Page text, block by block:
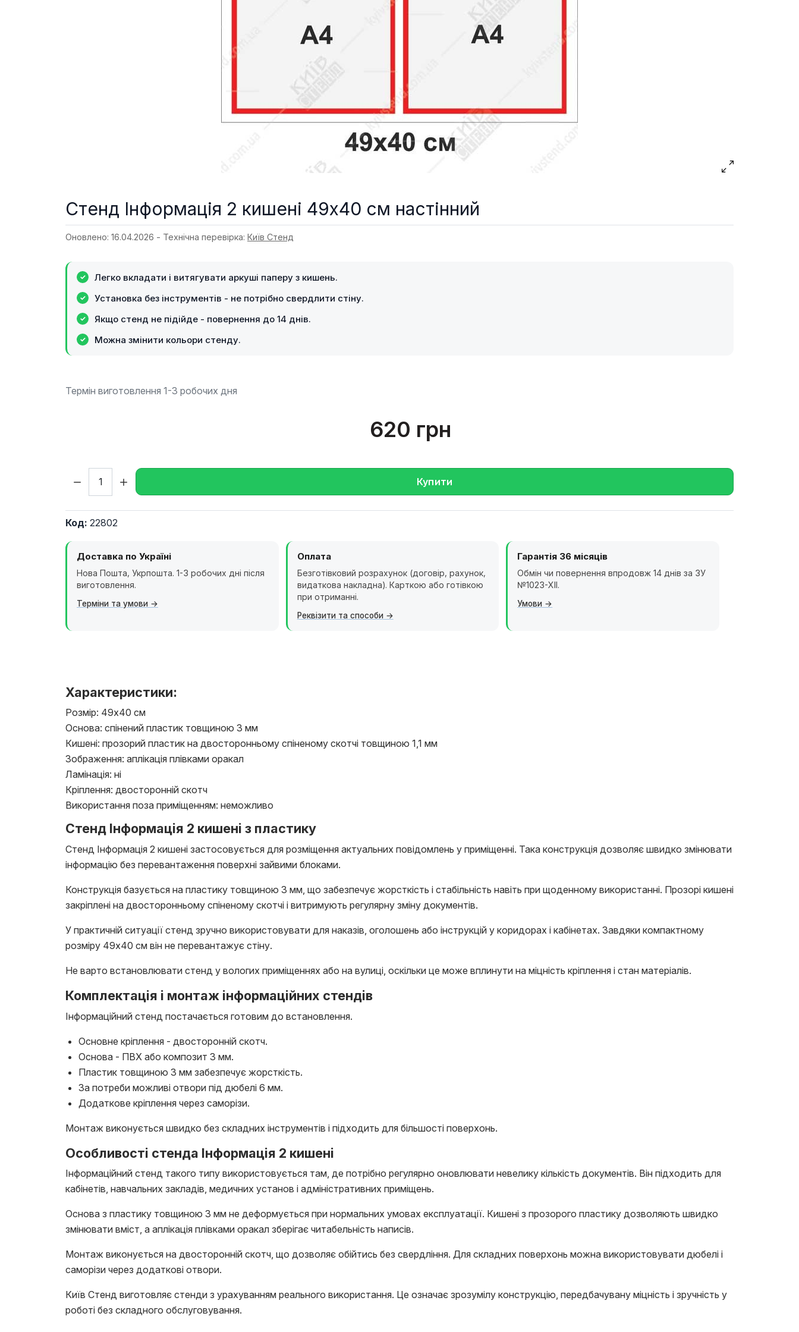
Стенд Інформація 2 кишені 49х40 см настінний
Оновлено: 16.04.2026 - Технічна перевірка: Київ Стенд
Легко вкладати і витягувати аркуші паперу з кишень.
Установка без інструментів - не потрібно свердлити стіну.
Якщо стенд не підійде - повернення до 14 днів.
Можна змінити кольори стенду.
Термін виготовлення 1-3 робочих дня
620 грн
Купити
Код: 22802
Доставка по Україні
Нова Пошта, Укрпошта. 1-3 робочих дні після
виготовлення.
Терміни та умови
Оплата
Безготівковий розрахунок (договір, рахунок,
видаткова накладна). Карткою або готівкою
при отриманні.
Реквізити та способи
Гарантія 36 місяців
Обмін чи повернення впродовж 14 днів за ЗУ
№1023-XII.
Умови
Характеристики:
Розмір: 49х40 см
Основа: спінений пластик товщиною 3 мм
Кишені: прозорий пластик на двосторонньому спіненому скотчі товщиною 1,1 мм
Зображення: аплікація плівками оракал
Ламінація: ні
Кріплення: двосторонній скотч
Використання поза приміщенням: неможливо
Стенд Інформація 2 кишені з пластику
Стенд Інформація 2 кишені застосовується для розміщення актуальних повідомлень у приміщенні. Така конструкція дозволяє швидко змінювати
інформацію без перевантаження поверхні зайвими блоками.
Конструкція базується на пластику товщиною 3 мм, що забезпечує жорсткість і стабільність навіть при щоденному використанні. Прозорі кишені
закріплені на двосторонньому спіненому скотчі і витримують регулярну зміну документів.
У практичній ситуації стенд зручно використовувати для наказів, оголошень або інструкцій у коридорах і кабінетах. Завдяки компактному
розміру 49х40 см він не перевантажує стіну.
Не варто встановлювати стенд у вологих приміщеннях або на вулиці, оскільки це може вплинути на міцність кріплення і стан матеріалів.
Комплектація і монтаж інформаційних стендів
Інформаційний стенд постачається готовим до встановлення.
Основне кріплення - двосторонній скотч.
Основа - ПВХ або композит 3 мм.
Пластик товщиною 3 мм забезпечує жорсткість.
За потреби можливі отвори під дюбелі 6 мм.
Додаткове кріплення через саморізи.
Монтаж виконується швидко без складних інструментів і підходить для більшості поверхонь.
Особливості стенда Інформація 2 кишені
Інформаційний стенд такого типу використовується там, де потрібно регулярно оновлювати невелику кількість документів. Він підходить для
кабінетів, навчальних закладів, медичних установ і адміністративних приміщень.
Основа з пластику товщиною 3 мм не деформується при нормальних умовах експлуатації. Кишені з прозорого пластику дозволяють швидко
змінювати вміст, а аплікація плівками оракал зберігає читабельність написів.
Монтаж виконується на двосторонній скотч, що дозволяє обійтись без свердління. Для складних поверхонь можна використовувати дюбелі і
саморізи через додаткові отвори.
Київ Стенд виготовляє стенди з урахуванням реального використання. Це означає зрозумілу конструкцію, передбачувану міцність і зручність у
роботі без складного обслуговування.